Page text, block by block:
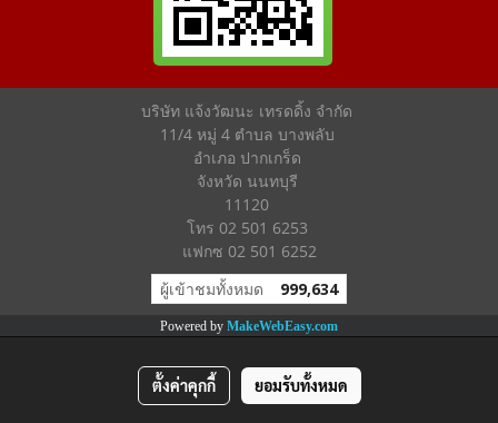
บริษัท แจ้งวัฒนะ เทรดดิ้ง จำกัด
11/4 หมู่ 4 ตำบล บางพลับ
อำเภอ ปากเกร็ด
จังหวัด นนทบุรี
11120
โทร 02 501 6253
แฟกซ 02 501 6252
ผู้เข้าชมทั้งหมด
999,634
Powered by MakeWebEasy.com
ตั้งค่าคุกกี้ ยอมรับทั้งหมด